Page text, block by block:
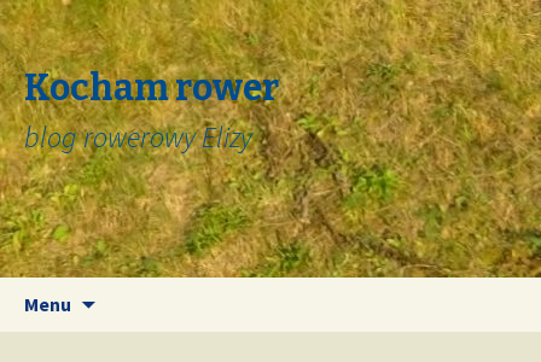
Kocham rower
blog rowerowy Elizy
Menu